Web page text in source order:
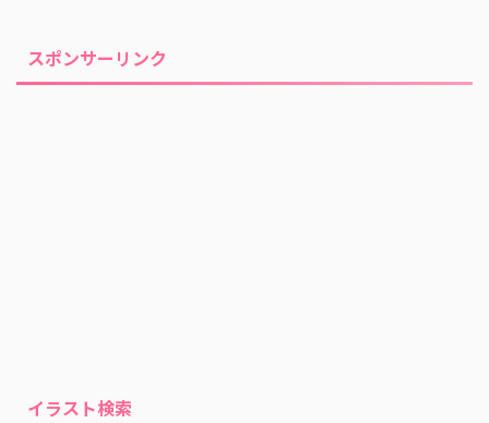
スポンサーリンク
イラスト検索